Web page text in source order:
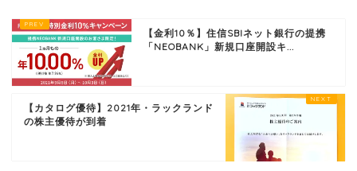
【金利10％】住信SBIネット銀行の提携
「NEOBANK」新規口座開設キ...
【カタログ優待】2021年・ラックランド
の株主優待が到着